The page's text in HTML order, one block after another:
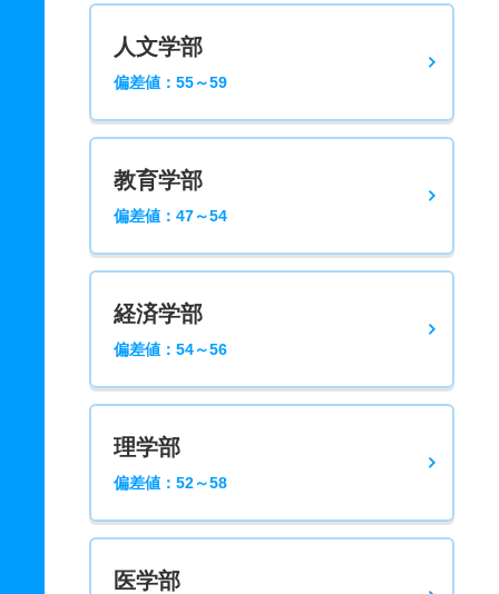
人文学部
偏差値：55～59
教育学部
偏差値：47～54
経済学部
偏差値：54～56
理学部
偏差値：52～58
医学部